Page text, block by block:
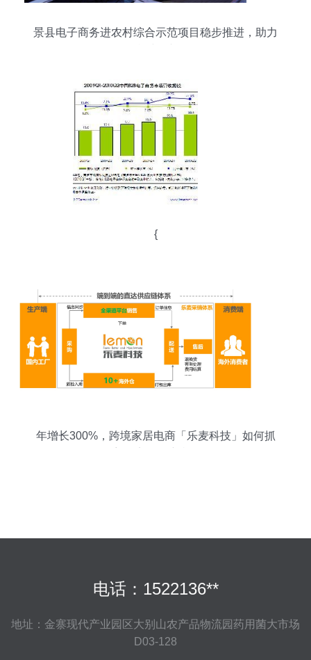
景县电子商务进农村综合示范项目稳步推进，助力
{
年增长300%，跨境家居电商「乐麦科技」如何抓
电话：1522136**
地址：金寨现代产业园区大别山农产品物流园药用菌大市场
D03-128